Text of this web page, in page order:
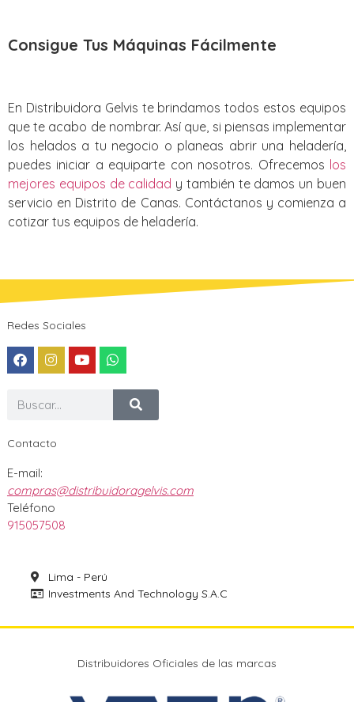
Consigue Tus Máquinas Fácilmente
En Distribuidora Gelvis te brindamos todos estos equipos
que te acabo de nombrar. Así que, si piensas implementar
los helados a tu negocio o planeas abrir una heladería,
puedes iniciar a equiparte con nosotros. Ofrecemos los
mejores equipos de calidad y también te damos un buen
servicio en Distrito de Canas‎. Contáctanos y comienza a
cotizar tus equipos de heladería.
Redes Sociales
Contacto
E-mail:
compras@distribuidoragelvis.com
Teléfono
915057508
Lima - Perú
Investments And Technology S.A.C
Distribuidores Oficiales de las marcas